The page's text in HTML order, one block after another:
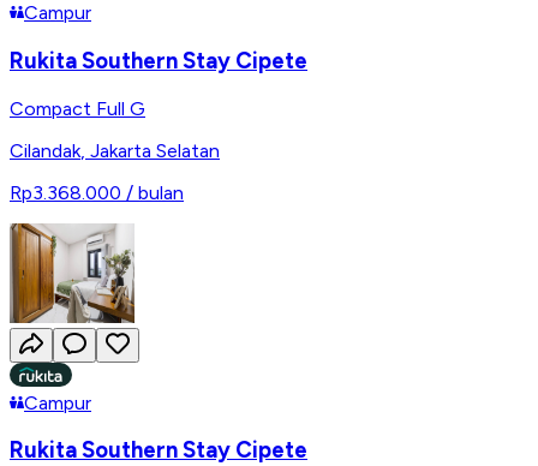
Campur
Rukita Southern Stay Cipete
Compact Full G
Cilandak Jakarta Selatan
Rp3.368.000 / bulan
Campur
Rukita Southern Stay Cipete